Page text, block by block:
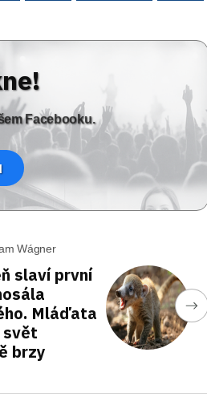
Facebooku.
Wágner
slaví první
Mláďata
svět
brzy